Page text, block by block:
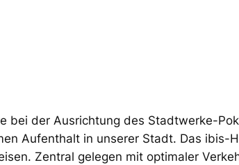
bei der Ausrichtung des Stadtwerke-
Aufenthalt in unserer Stadt. Das ibis-
Zentral gelegen mit optimaler